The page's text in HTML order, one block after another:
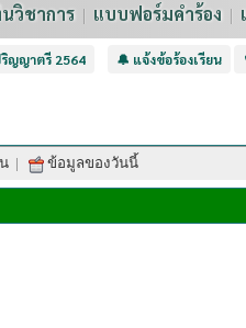
วิชาการ แบบฟอร์มคำร้อง
ญญาตรี 2564 🔔 แจ้งข้อร้องเรียน
| ข้อมูลของวันนี้